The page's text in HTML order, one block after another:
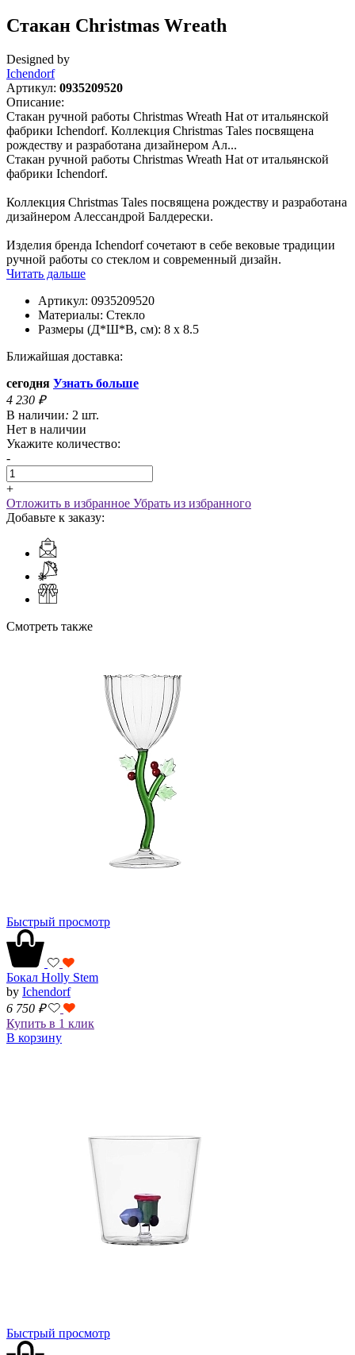
Стакан Christmas Wreath
Designed by
Ichendorf
Артикул: 0935209520
Описание:
Стакан ручной работы Christmas Wreath Hat от итальянской
фабрики Ichendorf. Коллекция Christmas Tales посвящена
рождеству и разработана дизайнером Ал...
Стакан ручной работы Christmas Wreath Hat от итальянской
фабрики Ichendorf.
Коллекция Christmas Tales посвящена рождеству и разработана
дизайнером Алессандрой Балдерески.
Изделия бренда Ichendorf сочетают в себе вековые традиции
ручной работы со стеклом и современный дизайн.
Читать дальше
Артикул: 0935209520
Материалы: Стекло
Размеры (Д*Ш*В, см): 8 x 8.5
Ближайшая доставка:
сегодня Узнать больше
4 230 ₽
В наличии: 2 шт.
Нет в наличии
Укажите количество:
-
+
Отложить в избранное Убрать из избранного
Добавьте к заказу:
Смотреть также
Быстрый просмотр
Бокал Holly Stem
by Ichendorf
6 750 ₽
Купить в 1 клик
В корзину
Быстрый просмотр